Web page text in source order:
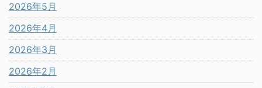
2026年5月
2026年4月
2026年3月
2026年2月